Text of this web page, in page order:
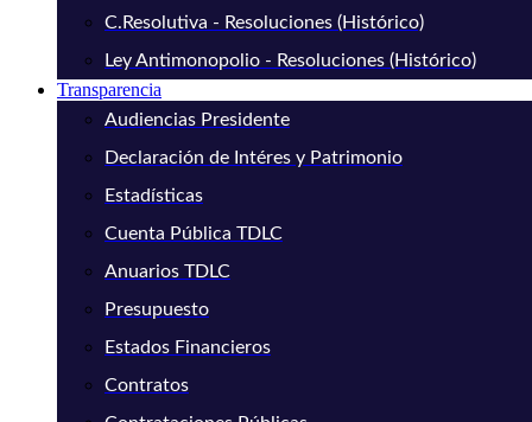
C.Resolutiva - Resoluciones (Histórico)
Ley Antimonopolio - Resoluciones (Histórico)
Transparencia
Audiencias Presidente
Declaración de Intéres y Patrimonio
Estadísticas
Cuenta Pública TDLC
Anuarios TDLC
Presupuesto
Estados Financieros
Contratos